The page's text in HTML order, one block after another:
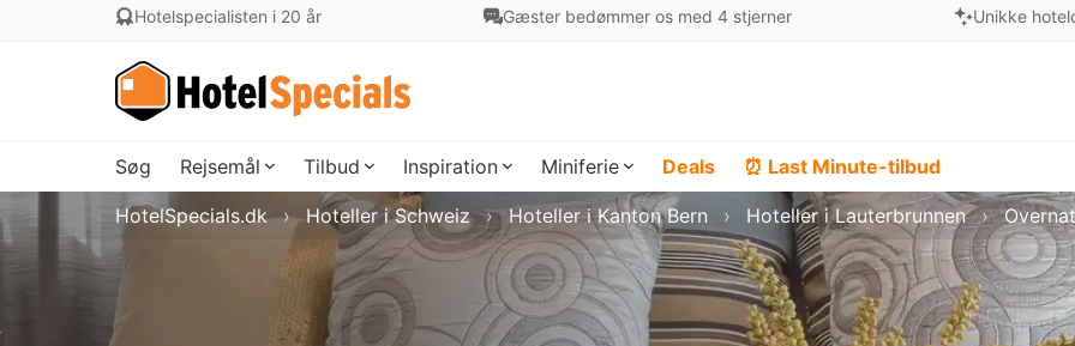
Hotelspecialisten i 20 år Gæster bedømmer os med 4 stjerner Unikke
Søg Rejsemål Tilbud Inspiration Miniferie Deals ⏰ Last Minute-tilbud
HotelSpecials.dk Hoteller i Schweiz Hoteller i Kanton Bern Hoteller i Lauterbrunnen